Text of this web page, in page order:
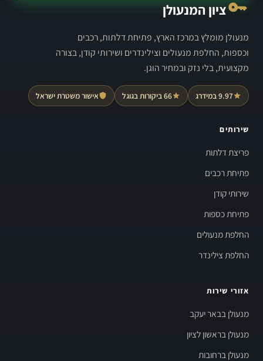
ציון המנעולן
מנעולן מומלץ במרכז הארץ, פתיחת דלתות, רכבים
וכספות, החלפת מנעולים וצילינדרים ושירותי קודן, בצורה
מקצועית, בלי נזק ובמחיר הוגן.
9.97 במידרג 66 ביקורות בגוגל אישור משטרת ישראל
שירותים
פריצת דלתות
פתיחת רכבים
שירותי קודן
פתיחת כספות
החלפת מנעולים
החלפת צילינדר
אזורי שירות
מנעולן בבאר יעקב
מנעולן בראשון לציון
מנעולן ברחובות